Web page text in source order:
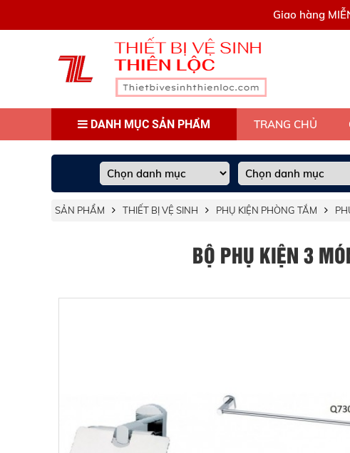
Giao hàng
DANH MỤC SẢN PHẨM TRANG CHỦ
SẢN PHẨM THIẾT BỊ VỆ SINH PHỤ KIỆN PHÒNG TẮM
BỘ PHỤ KIỆN 3